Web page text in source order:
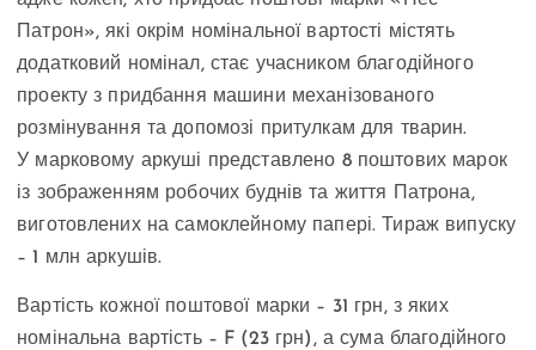
Патрон», які окрім номінальної вартості містять
додатковий номінал, стає учасником благодійного
проекту з придбання машини механізованого
розмінування та допомозі притулкам для тварин.
У марковому аркуші представлено 8 поштових марок
із зображенням робочих буднів та життя Патрона,
виготовлених на самоклейному папері. Тираж випуску
– 1 млн аркушів.
Вартість кожної поштової марки – 31 грн, з яких
номінальна вартість – F (23 грн), а сума благодійного